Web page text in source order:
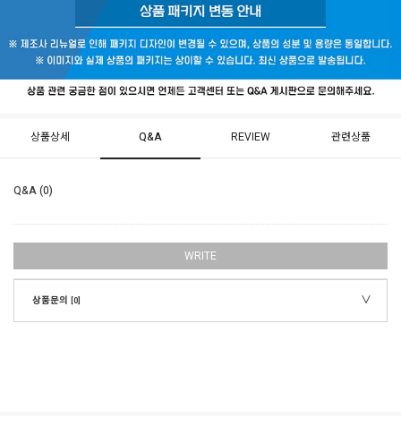
상품상세 Q&A REVIEW 관련상품
Q&A (0)
WRITE
상품문의 [0]